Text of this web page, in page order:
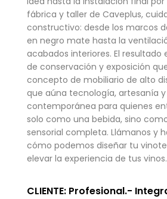
fábrica y taller de Caveplus,
constructivo: desde los marcos
en negro mate hasta la
acabados interiores. El resultado
de conservación y exposición
concepto de mobiliario de alto
que aúna tecnología, artesanía
contemporánea para quienes
solo como una bebida, sino
sensorial completa. Llámanos y
cómo podemos diseñar tu
elevar la experiencia de tus vinos.
CLIENTE: Profesional.-